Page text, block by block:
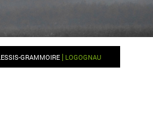
GRAMMOIRE| LOGOGNAU